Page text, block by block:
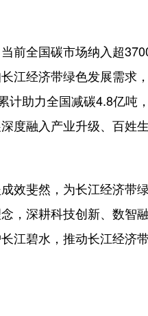
前全国碳市场纳入超
江经济带绿色发展需求
计助力全国减碳4.8亿吨
度融入产业升级、百姓
效斐然，为长江经济带
，深耕科技创新、数智
江碧水，推动长江经济